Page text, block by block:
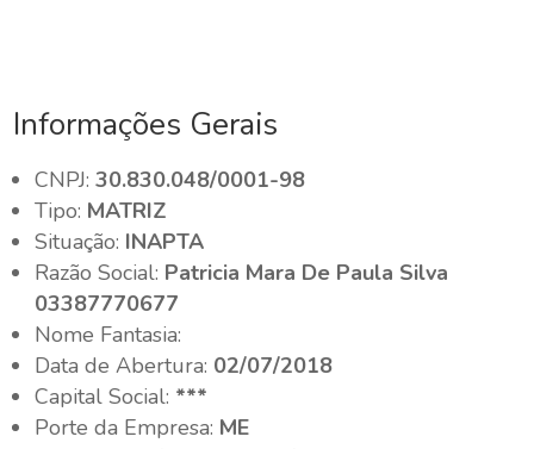
Informações Gerais
CNPJ:30.830.048/0001-98
Tipo: MATRIZ
Situação: INAPTA
Razão Social: Patricia Mara De Paula Silva
03387770677
Nome Fantasia:
Data de Abertura: 02/07/2018
Capital Social: ***
Porte da Empresa: ME